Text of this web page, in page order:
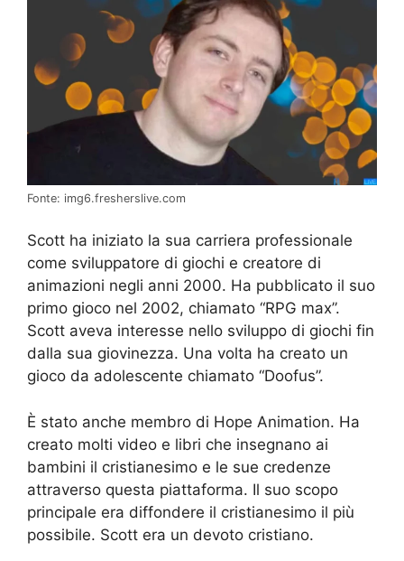
Fonte: img6.fresherslive.com
Scott ha iniziato la sua carriera professionale
come sviluppatore di giochi e creatore di
animazioni negli anni 2000. Ha pubblicato il suo
primo gioco nel 2002, chiamato “RPG max”.
Scott aveva interesse nello sviluppo di giochi fin
dalla sua giovinezza. Una volta ha creato un
gioco da adolescente chiamato “Doofus”.
È stato anche membro di Hope Animation. Ha
creato molti video e libri che insegnano ai
bambini il cristianesimo e le sue credenze
attraverso questa piattaforma. Il suo scopo
principale era diffondere il cristianesimo il più
possibile. Scott era un devoto cristiano.